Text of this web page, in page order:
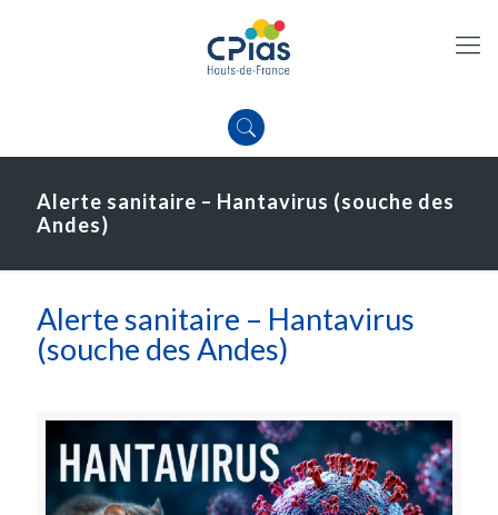
Alerte sanitaire – Hantavirus (souche des
Andes)
Alerte sanitaire – Hantavirus
(souche des Andes)